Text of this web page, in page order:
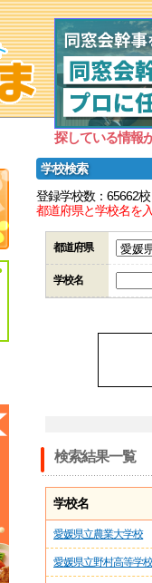
探している情報
学校検索
登録学校数：65662校
都道府県と学校名を
都道府県
学校名
検索結果一覧
学校名
愛媛県立農業大学校
愛媛県立野村高等学校